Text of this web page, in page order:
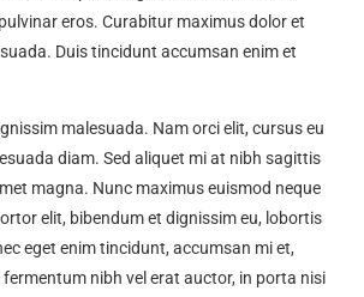
eros. Curabitur maximus dolor et
Duis tincidunt accumsan enim et
malesuada. Nam orci elit, cursus eu
diam. Sed aliquet mi at nibh sagittis
magna. Nunc maximus euismod neque
elit, bibendum et dignissim eu, lobortis
eget enim tincidunt, accumsan mi et,
nibh vel erat auctor, in porta nisi